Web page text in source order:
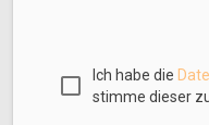
Ich habe die
stimme dieser